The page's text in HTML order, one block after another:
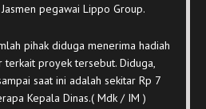
pegawai Lippo Group.
pihak diduga menerima hadiah
terkait proyek tersebut. Diduga,
saat ini adalah sekitar Rp 7
Kepala Dinas.( Mdk / IM )